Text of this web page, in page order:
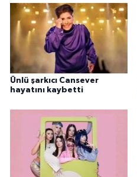
Ünlü şarkıcı Cansever
hayatını kaybetti